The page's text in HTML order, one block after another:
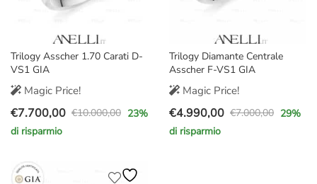
Trilogy Asscher 1.70 Carati D-
VS1 GIA
Magic Price!
€10.000,00
Il
prezzo
era:
€7.700,00
Il
prezzo
è:
23%
di risparmio
Trilogy Diamante Centrale
Asscher F-VS1 GIA
Magic Price!
€7.000,00
Il
prezzo
€4.990,00
Il
prezzo
29%
di risparmio